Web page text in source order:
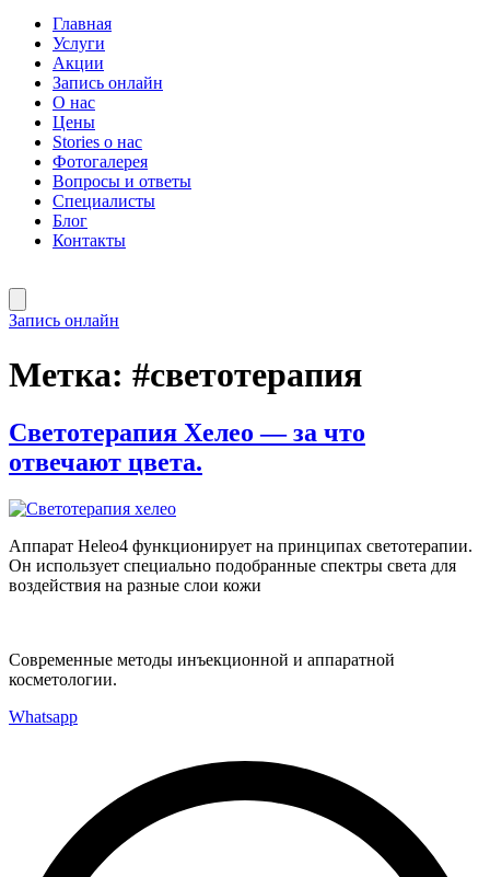
Главная
Услуги
Акции
Запись онлайн
О нас
Цены
Stories о нас
Фотогалерея
Вопросы и ответы
Специалисты
Блог
Контакты
Запись онлайн
Метка: #светотерапия
Светотерапия Хелео — за что
отвечают цвета.
Аппарат Heleo4 функционирует на принципах светотерапии.
Он использует специально подобранные спектры света для
воздействия на разные слои кожи
Современные методы инъекционной и аппаратной
косметологии.
Whatsapp